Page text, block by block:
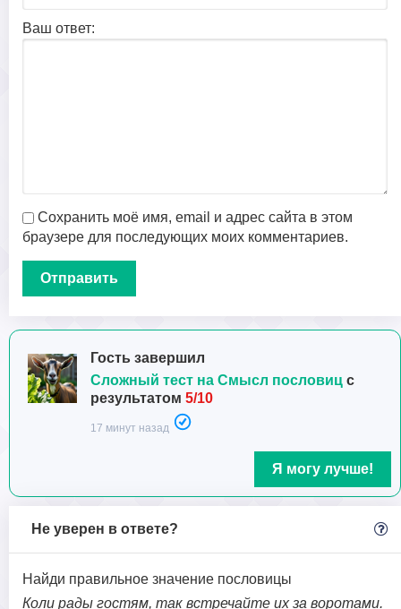
Ваш ответ:
Сохранить моё имя, email и адрес сайта в этом
браузере для последующих моих комментариев.
Гость завершил
Сложный тест на Смысл пословиц с
результатом 5/10
17 минут назад
Я могу лучше!
Не уверен в ответе?
Найди правильное значение пословицы
Коли рады гостям, так встречайте их за воротами.